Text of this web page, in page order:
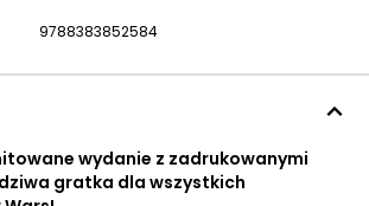
9788383852584
wydanie z zadrukowanymi
gratka dla wszystkich